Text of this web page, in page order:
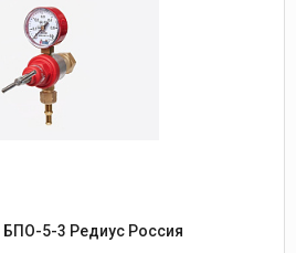
Редуктор пропановый БПО-5-3 Редиус Россия